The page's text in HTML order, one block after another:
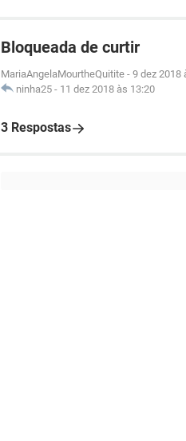
Bloqueada de curtir
MariaAngelaMourtheQuitite - 9 dez 2018
ninha25 - 11 dez 2018 às 13:20
3 Respostas